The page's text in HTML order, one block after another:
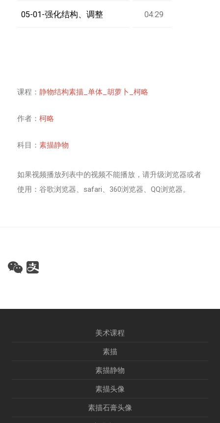
05-01-强化结构、调整 04:29
课程： 静物结构素描_单体_胡萝卜_柯略
作者： 柯略
科目： 素描静物
如果视频播放列表中的视频不能播放，请升级浏览器或者
使用：谷歌浏览器、safari、360浏览器、QQ浏览器。
美术课程
素描
素描静物
素描头像
素描石膏头像